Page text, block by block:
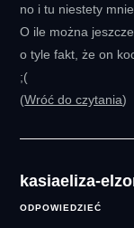
no i tu niestety
O ile można
o tyle fakt, że on
;(
Wróć do czytania
kasiaeliza-
ODPOWIEDZIEĆ